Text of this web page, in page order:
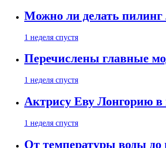
Можно ли делать пилинг
1 неделя спустя
Перечислены главные
1 неделя спустя
Актрису Еву Лонгорию
1 неделя спустя
От температуры воды до